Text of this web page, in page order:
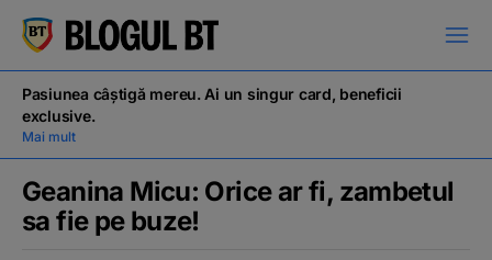
кириллица
Pasiunea câștigă mereu. Ai un singur card, beneficii
exclusive.
Mai mult
Geanina Micu: Orice ar fi, zambetul
sa fie pe buze!